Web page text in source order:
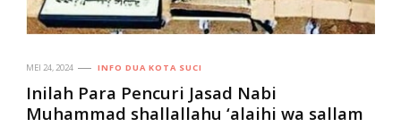
MEI 24, 2024 INFO DUA KOTA SUCI
Inilah Para Pencuri Jasad Nabi
Muhammad shallallahu ‘alaihi wa sallam